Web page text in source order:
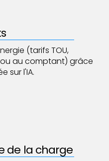
(tarifs TOU,
au comptant) grâce
sur l'IA.
de la charge